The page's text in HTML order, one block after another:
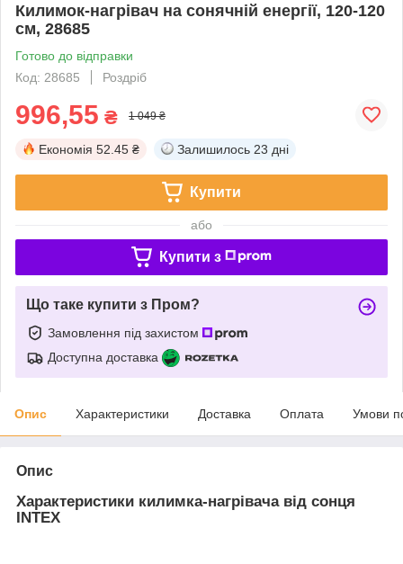
Килимок-нагрівач на сонячній енергії, 120-120
см, 28685
Готово до відправки
Код: 28685
Роздріб
996,55 ₴ 1 049 ₴
Економія 52.45 ₴ Залишилось 23 дні
Купити
або
Купити з
Що таке купити з Пром?
Замовлення під захистом
Доступна доставка
Опис Характеристики Доставка Оплата Умови
Опис
Характеристики килимка-нагрівача від сонця
INTEX